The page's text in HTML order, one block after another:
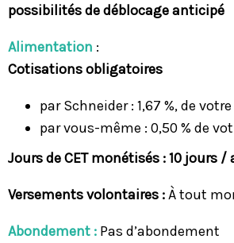
possibilités de déblocage anticipé
Alimentation :
Cotisations obligatoires
par Schneider : 1,67 %, de
par vous-même : 0,50 % de
Jours de CET monétisés : 10 jours /
Versements volontaires :À tout
Abondement : Pas d’abondement